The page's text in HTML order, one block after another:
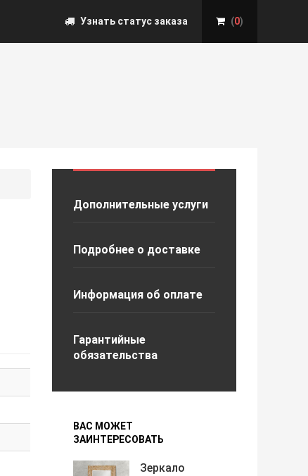
Узнать статус заказа (0)
Дополнительные услуги
Подробнее о доставке
Информация об оплате
Гарантийные
обязательства
ВАС МОЖЕТ
ЗАИНТЕРЕСОВАТЬ
Зеркало